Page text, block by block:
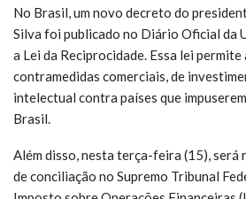
No Brasil, um novo decreto do
Silva foi publicado no Diário Oficial da
a Lei da Reciprocidade. Essa lei
contramedidas comerciais, de
intelectual contra países que
Brasil.
Além disso, nesta terça-feira (15), será
de conciliação no Supremo Tribunal